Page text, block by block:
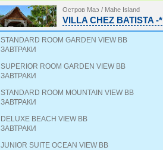
Остров Маэ / Mahe Island
VILLA CHEZ BATISTA -*
STANDARD ROOM GARDEN VIEW BB
ЗАВТРАКИ
SUPERIOR ROOM GARDEN VIEW BB
ЗАВТРАКИ
STANDARD ROOM MOUNTAIN VIEW BB
ЗАВТРАКИ
DELUXE BEACH VIEW BB
ЗАВТРАКИ
JUNIOR SUITE OCEAN VIEW BB